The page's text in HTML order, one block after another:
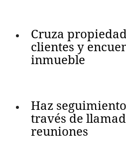
Cruza
clientes y
inmueble
Haz
través de
reuniones